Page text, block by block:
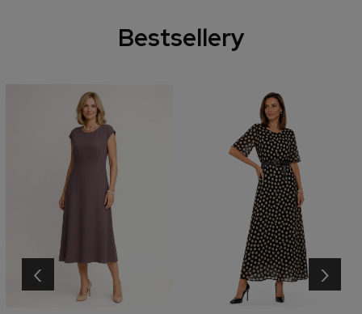
Bestsellery
‹ ›